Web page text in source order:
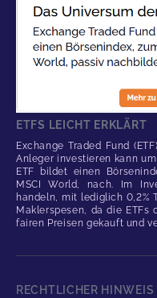
ETFS LEICHT ERKLÄRT
Exchange Traded Fund
Anleger investieren kann
ETF bildet einen
MSCI World, nach. Im
handeln, mit lediglich 0,2%
Maklerspesen, da die
fairen Preisen gekauft und
RECHTLICHER HINWEIS